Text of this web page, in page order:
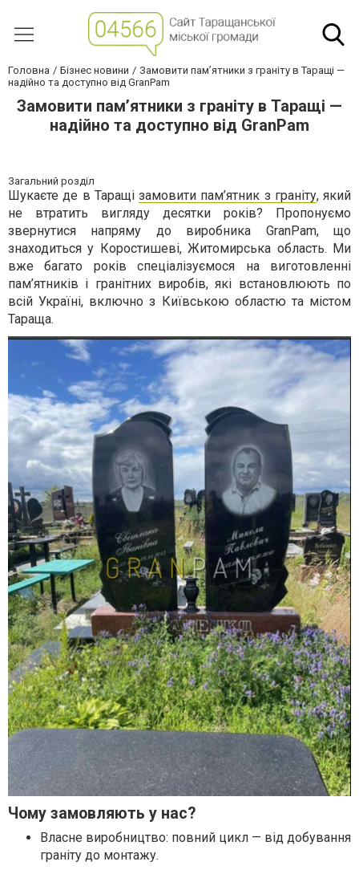
Головна Бізнес новини
Замовити пам’ятники з граніту в Таращі —
надійно та доступно від GranPam
Замовити пам’ятники з граніту в Таращі —
надійно та доступно від GranPam
Загальний розділ
Шукаєте де в Таращі замовити пам’ятник з граніту, який
не втратить вигляду десятки років? Пропонуємо
звернутися напряму до виробника GranPam, що
знаходиться у Коростишеві, Житомирська область. Ми
вже багато років спеціалізуємося на виготовленні
пам’ятників і гранітних виробів, які встановлюють по
всій Україні, включно з Київською областю та містом
Тараща.
Чому замовляють у нас?
Власне виробництво: повний цикл — від добування
граніту до монтажу.